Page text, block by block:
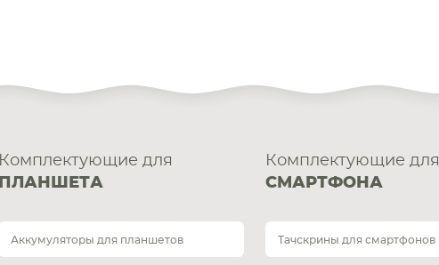
Комплектующие для
ПЛАНШЕТА
Аккумуляторы для планшетов
Комплектующие для
СМАРТФОНА
Тачскрины для смартфонов